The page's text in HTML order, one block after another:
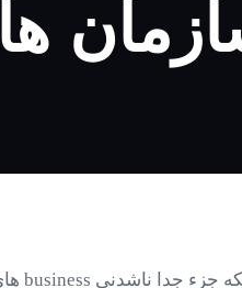
ها